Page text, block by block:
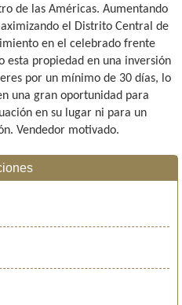
de las Américas. Aumentando
el Distrito Central de
en el celebrado frente
propiedad en una inversión
por un mínimo de 30 días, lo
una gran oportunidad para
en su lugar ni para un
Vendedor motivado.